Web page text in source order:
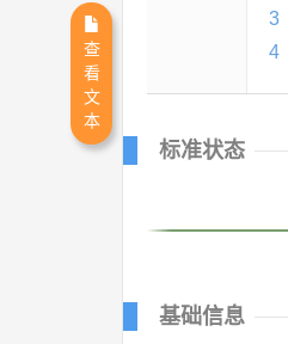
3
4
标准状态
基础信息
查
看
文
本